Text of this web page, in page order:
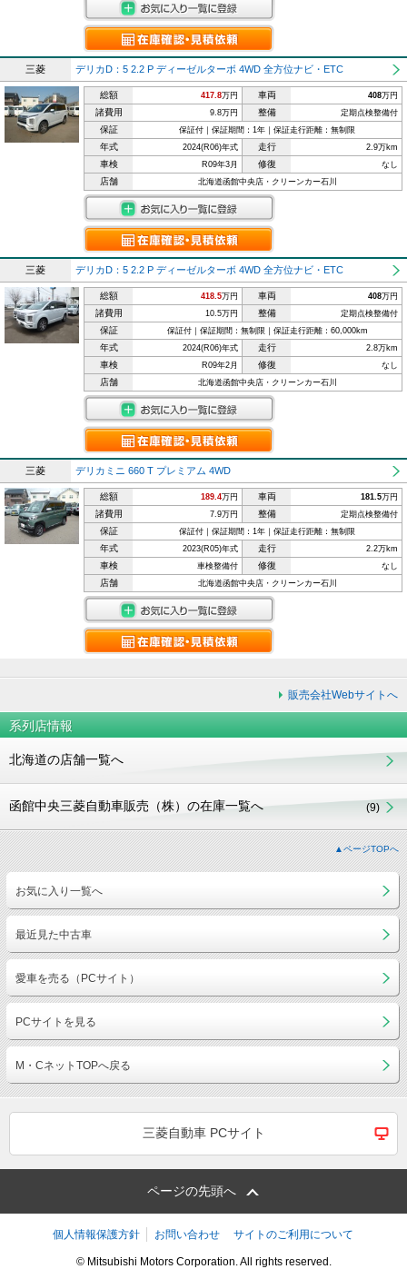
三菱 デリカD：5 2.2 P ディーゼルターボ 4WD 全方位ナビ・ETC
総額 417.8万円 車両 408万円
諸費用 9.8万円 整備 定期点検整備付
保証 保証付｜保証期間：1年｜保証走行距離：無制限
年式 2024(R06)年式 走行 2.9万km
車検 R09年3月 修復 なし
店舗 北海道函館中央店・クリーンカー石川
三菱 デリカD：5 2.2 P ディーゼルターボ 4WD 全方位ナビ・ETC
総額 418.5万円 車両 408万円
諸費用 10.5万円 整備 定期点検整備付
保証 保証付｜保証期間：無制限｜保証走行距離：60,000km
年式 2024(R06)年式 走行 2.8万km
車検 R09年2月 修復 なし
店舗 北海道函館中央店・クリーンカー石川
三菱 デリカミニ 660 T プレミアム 4WD
総額 189.4万円 車両 181.5万円
諸費用 7.9万円 整備 定期点検整備付
保証 保証付｜保証期間：1年｜保証走行距離：無制限
年式 2023(R05)年式 走行 2.2万km
車検 車検整備付 修復 なし
店舗 北海道函館中央店・クリーンカー石川
販売会社Webサイトへ
系列店情報
北海道の店舗一覧へ
函館中央三菱自動車販売（株）の在庫一覧へ (9)
▲ページTOPへ
お気に入り一覧へ
最近見た中古車
愛車を売る（PCサイト）
PCサイトを見る
M・CネットTOPへ戻る
三菱自動車 PCサイト
ページの先頭へ
個人情報保護方針 お問い合わせ サイトのご利用について
© Mitsubishi Motors Corporation. All rights reserved.